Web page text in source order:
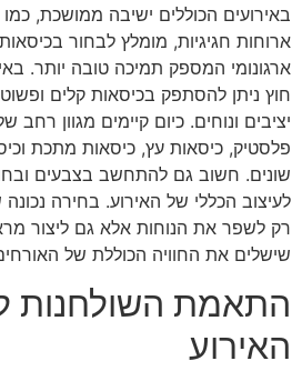
באירועים הכוללים ישיבה ממושכת,
ארוחות חגיגיות, מומלץ לבחור
ארגונומי המספק תמיכה טובה יותר.
חוץ ניתן להסתפק בכיסאות קלים
יציבים ונוחים. כיום קיימים מגוון רחב
פלסטיק, כיסאות עץ, כיסאות מתכת
שונים. חשוב גם להתחשב בצבעים
לעיצוב הכללי של האירוע. בחירה
רק לשפר את הנוחות אלא גם ליצור
שישלים את החוויה הכוללת של
התאמת השולחנות
האירוע